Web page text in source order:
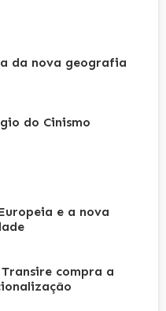
da nova geografia
do Cinismo
e a nova
compra a